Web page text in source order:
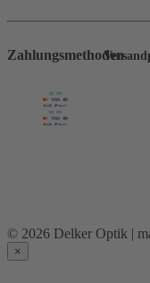
Zahlungsmethoden
© 2026 Delker Optik |
×